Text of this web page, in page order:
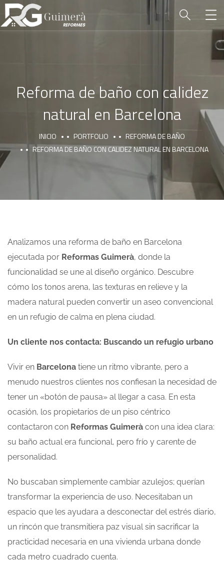
Reforma de baño con calidez
natural en Barcelona
INICIO PORTFOLIO
REFORMA DE BAÑO
REFORMA DE BAÑO CON CALIDEZ NATURAL EN BARCELONA
Analizamos una reforma de baño en Barcelona
ejecutada por Reformas Guimerà, donde la
funcionalidad se une al diseño orgánico. Descubre
cómo los tonos arena, las texturas en relieve y la
madera natural pueden convertir un aseo convencional
en un refugio de calma en plena ciudad.
Un cliente nos contacta: Buscando un refugio urbano
Vivir en Barcelona tiene un ritmo vibrante, pero a
menudo nuestros clientes nos confiesan la necesidad de
tener un «botón de pausa» al llegar a casa. En esta
ocasión, los propietarios de un piso céntrico
contactaron con Reformas Guimerà con una idea clara:
su baño actual era funcional, pero frío y carente de
personalidad.
No buscaban simplemente cambiar azulejos; querían
transformar la experiencia de uso. Necesitaban un
espacio que les ayudara a desconectar del estrés diario,
un rincón que transmitiera paz visual sin sacrificar la
practicidad necesaria en una vivienda urbana donde
cada metro cuadrado cuenta.